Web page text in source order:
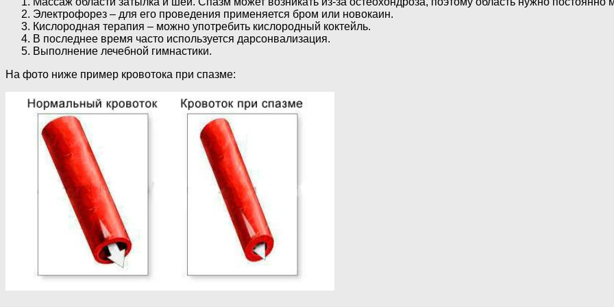
Электрофорез – для его проведения применяется бром или новокаин.
Кислородная терапия – можно употребить кислородный коктейль.
В последнее время часто используется дарсонвализация.
Выполнение лечебной гимнастики.
На фото ниже пример кровотока при спазме: